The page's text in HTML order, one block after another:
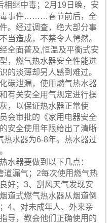
相继中毒；2月19日晚，安
毒事件………春节前后，全
。经过调查，绝大部分事
当造成，不禁令人愕然。
全面普及,恒温及平衡式安
，燃气热水器安全性能进
的淡薄却另人感到难过。
碳泄漏，使用燃气热水器
有关安全用气规定进行操
，以保证热水器正常使
会审批的《家用电器安全
安全使用年限给出了清晰
热水器为6-8年。热水器过
水器要做到以下几点：
道漏气；2每次使用燃气热
好；3、刮风天气发现安
道式燃气热水器从烟道倒
4、对未成年人、外来亲
导，教会他们正确使用的